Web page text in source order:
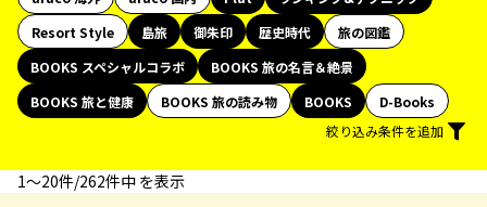
Resort Style
島旅 御朱印 歴史時代
旅の図鑑
BOOKS スペシャルコラボ
BOOKS 旅の名言＆絶景
BOOKS 旅と健康
BOOKS 旅の読み物 BOOKS
D-Books
絞り込み条件を追加
1〜20件/262件中 を表示